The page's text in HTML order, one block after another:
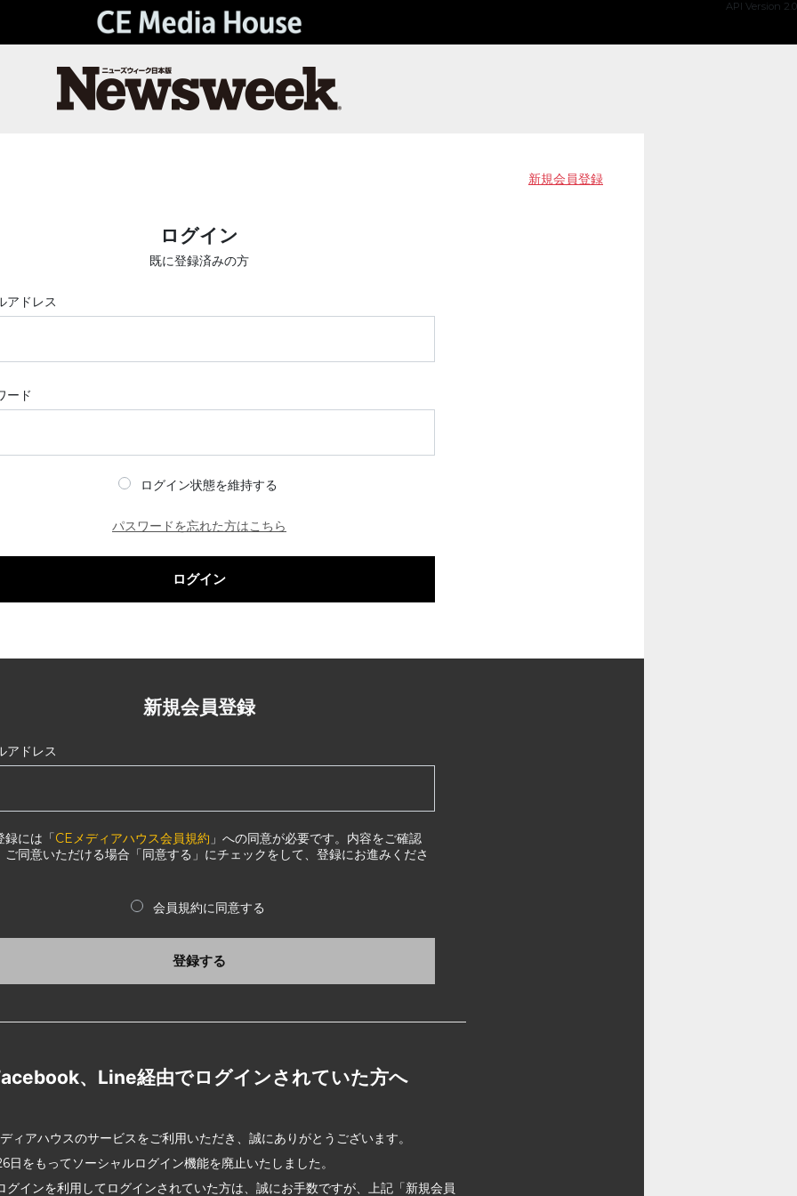
API Version 2.0
新規会員登録
ログイン
既に登録済みの方
アドレス
ード
ログイン状態を維持する
パスワードを忘れた方はこちら
ログイン
新規会員登録
アドレス
録には「CEメディアハウス会員規約 」への同意が必要です。内容をご確認
ご同意いただける場合「同意する」にチェックをして、登録にお進みくださ
会員規約に同意する
登録する
、Line経由でログインされていた方へ
ィアハウスのサービスをご利用いただき、誠にありがとうございます。
日をもってソーシャルログイン機能を廃止いたしました。
グインを利用してログインされていた方は、誠にお手数ですが、上記「新規会員